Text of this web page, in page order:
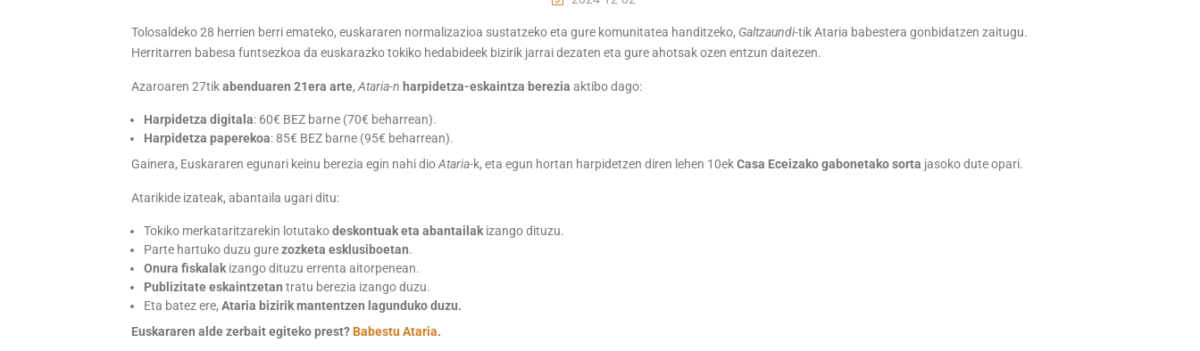
Tolosaldeko 28 herrien berri emateko, euskararen normalizazioa sustatzeko eta gure komunitatea handitzeko, Galtzaundi-tik Ataria babestera gonbidatzen zaitugu.
Herritarren babesa funtsezkoa da euskarazko tokiko hedabideek bizirik jarrai dezaten eta gure ahotsak ozen entzun daitezen.
Azaroaren 27tikabenduaren 21era arte, Ataria-n harpidetza-eskaintza berezia aktibo dago:
Harpidetza digitala: 60€ BEZ barne (70€ beharrean).
Harpidetza paperekoa: 85€ BEZ barne (95€ beharrean).
Gainera, Euskararen egunari keinu berezia egin nahi dioAtaria-k, eta egun hortan harpidetzen diren lehen 10ekCasa Eceizako gabonetako sorta jasoko dute opari.
Atarikide izateak, abantaila ugari ditu:
Tokiko merkataritzarekin lotutakodeskontuak eta abantailak izango dituzu.
Parte hartuko duzu gurezozketa esklusiboetan.
Onura fiskalak izango dituzu errenta aitorpenean.
Publizitate eskaintzetan tratu berezia izango duzu.
Eta batez ere, Ataria bizirik mantentzen lagunduko duzu.
Euskararen alde zerbait egiteko prest?Babestu Ataria.